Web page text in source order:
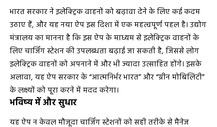
भारत सरकार ने इलेक्ट्रिक वाहनों को बढ़ावा देने के लिए कई कदम
उठाए हैं, और यह नया ऐप इस दिशा में एक महत्वपूर्ण पहल है। उद्योग
मंत्रालय का मानना है कि इस ऐप के माध्यम से इलेक्ट्रिक वाहनों के
लिए चार्जिंग स्टेशन की उपलब्धता बढ़ाई जा सकती है, जिससे लोग
इलेक्ट्रिक वाहनों को अपनाने में और भी ज्यादा उत्साहित होंगे। इसके
अलावा, यह ऐप सरकार के “आत्मनिर्भर भारत” और “ग्रीन मोबिलिटी”
के लक्ष्यों को पूरा करने में मदद करेगा।
भविष्य में और सुधार
यह ऐप न केवल मौजूदा चार्जिंग स्टेशनों को सही तरीके से मैनेज